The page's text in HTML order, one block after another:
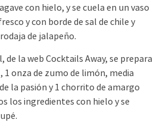
con hielo, y se cuela en un vaso
y con borde de sal de chile y
de jalapeño.
de la web Cocktails Away, se prepara
1 onza de zumo de limón, media
la pasión y 1 chorrito de amargo
los ingredientes con hielo y se